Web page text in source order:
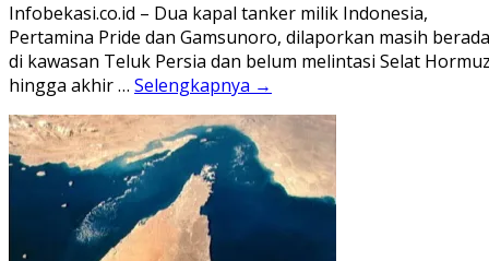
Infobekasi.co.id – Dua kapal tanker milik Indonesia,
Pertamina Pride dan Gamsunoro, dilaporkan masih berada
di kawasan Teluk Persia dan belum melintasi Selat
hingga akhir … Selengkapnya →